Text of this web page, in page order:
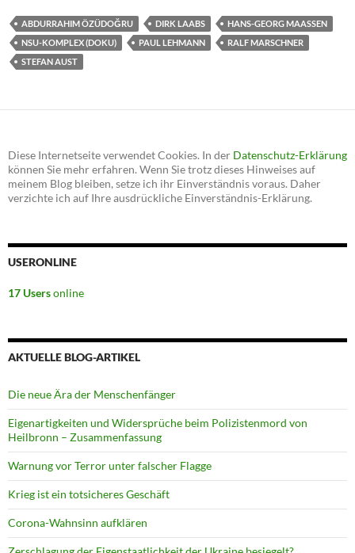
ABDURRAHIM ÖZÜDOĞRU DIRK LAABS
HANS-GEORG MAASSEN
NSU-KOMPLEX (DOKU)
PAUL LEHMANN
RALF MARSCHNER
STEFAN AUST
Diese Internetseite verwendet Cookies. In der Datenschutz-Erklärung
können Sie mehr erfahren. Wenn Sie trotz dieses Hinweises auf
meinem Blog bleiben, setze ich ihr Einverständnis voraus. Daher
verzichte ich auf Ihre ausdrückliche Einverständnis-Erklärung.
USERONLINE
17 Usersonline
AKTUELLE BLOG-ARTIKEL
Die neue Ära der Menschenfänger
Eigenartigkeiten und Widersprüche beim Polizistenmord von
Heilbronn – Zusammenfassung
Warnung vor Terror unter falscher Flagge
Krieg ist ein totsicheres Geschäft
Corona-Wahnsinn aufklären